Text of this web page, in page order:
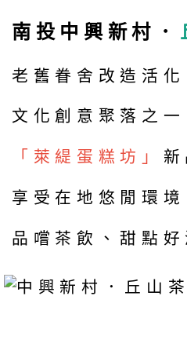
南投中興新村．
老舊眷舍改造活化
文化創意聚落之一
「萊緹蛋糕坊」 新
享受在地悠閒環境
品嚐茶飲、甜點